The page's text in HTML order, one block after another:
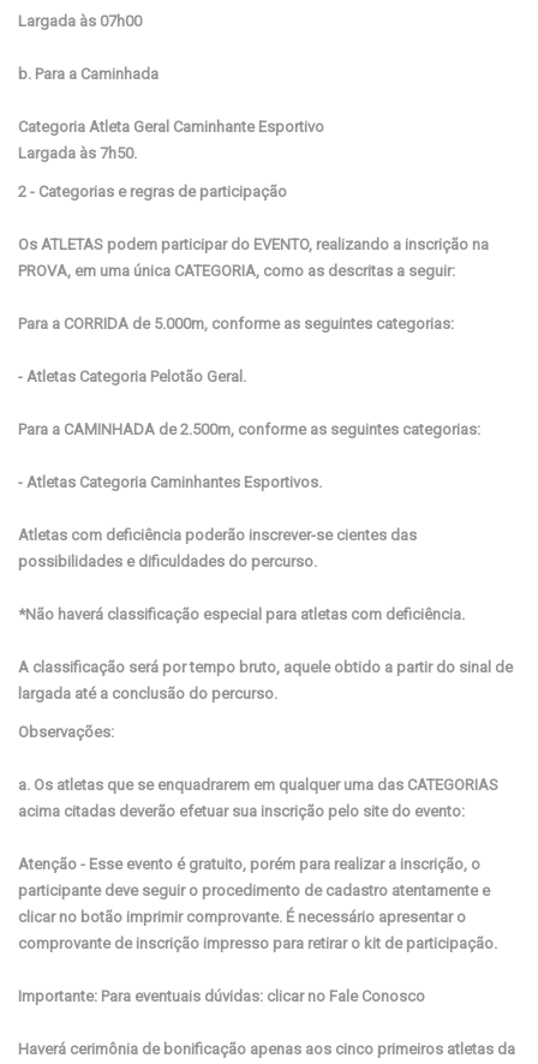
Largada às 07h00
b. Para a Caminhada
Categoria Atleta Geral Caminhante Esportivo
Largada às 7h50.
2 - Categorias e regras de participação
Os ATLETAS podem participar do EVENTO, realizando a inscrição na
PROVA, em uma única CATEGORIA, como as descritas a seguir:
Para a CORRIDA de 5.000m, conforme as seguintes categorias:
- Atletas Categoria Pelotão Geral.
Para a CAMINHADA de 2.500m, conforme as seguintes categorias:
- Atletas Categoria Caminhantes Esportivos.
Atletas com deficiência poderão inscrever-se cientes das
possibilidades e dificuldades do percurso.
*Não haverá classificação especial para atletas com deficiência.
A classificação será por tempo bruto, aquele obtido a partir do sinal de
largada até a conclusão do percurso.
Observações:
a. Os atletas que se enquadrarem em qualquer uma das CATEGORIAS
acima citadas deverão efetuar sua inscrição pelo site do evento:
Atenção - Esse evento é gratuito, porém para realizar a inscrição, o
participante deve seguir o procedimento de cadastro atentamente e
clicar no botão imprimir comprovante. É necessário apresentar o
comprovante de inscrição impresso para retirar o kit de participação.
Importante: Para eventuais dúvidas: clicar no Fale Conosco
Haverá cerimônia de bonificação apenas aos cinco primeiros atletas da